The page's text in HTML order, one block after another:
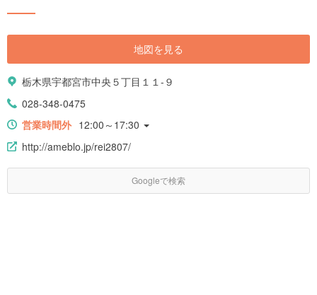
地図を見る
栃木県宇都宮市中央５丁目１１-９
028-348-0475
営業時間外 12:00～17:30
http://ameblo.jp/rei2807/
Googleで検索